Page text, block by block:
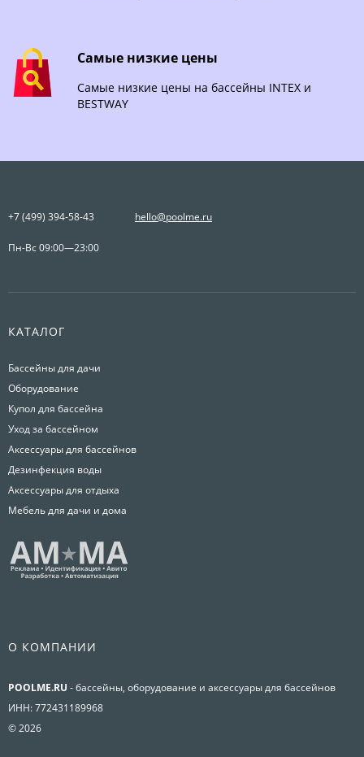
Самые низкие цены
Самые низкие цены на бассейны INTEX и
BESTWAY
+7 (499) 394-58-43 hello@poolme.ru
Пн-Вс 09:00—23:00
КАТАЛОГ
Бассейны для дачи
Оборудование
Купол для бассейна
Уход за бассейном
Аксессуары для бассейнов
Дезинфекция воды
Аксессуары для отдыха
Мебель для дачи и дома
О КОМПАНИИ
POOLME.RU - бассейны, оборудование и аксессуары для бассейнов
ИНН: 772431189968
© 2026